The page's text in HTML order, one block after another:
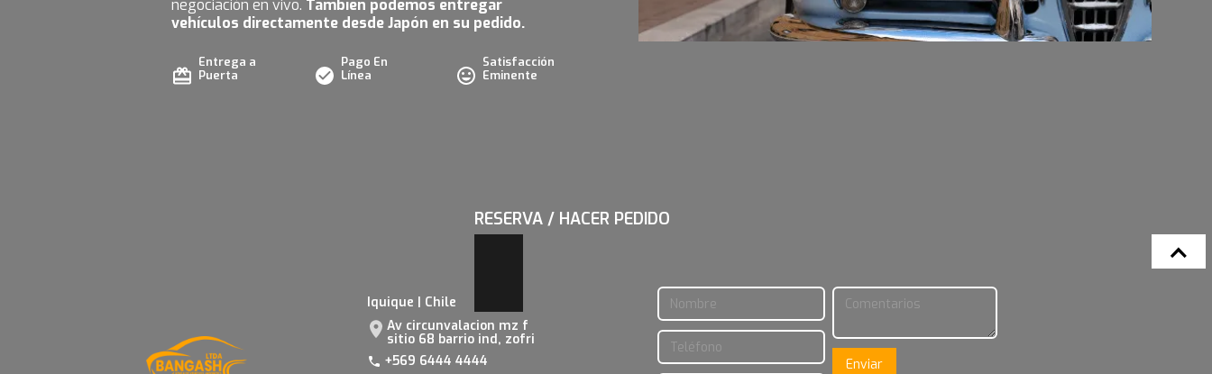
negociación en vivo. También podemos entregar
vehículos directamente desde Japón en su pedido.
Entrega a
Puerta
Pago En
Línea
Satisfacción
Eminente
RESERVA / HACER PEDIDO
Iquique | Chile
Av circunvalacion mz f
sitio 68 barrio ind, zofri
+569 6444 4444